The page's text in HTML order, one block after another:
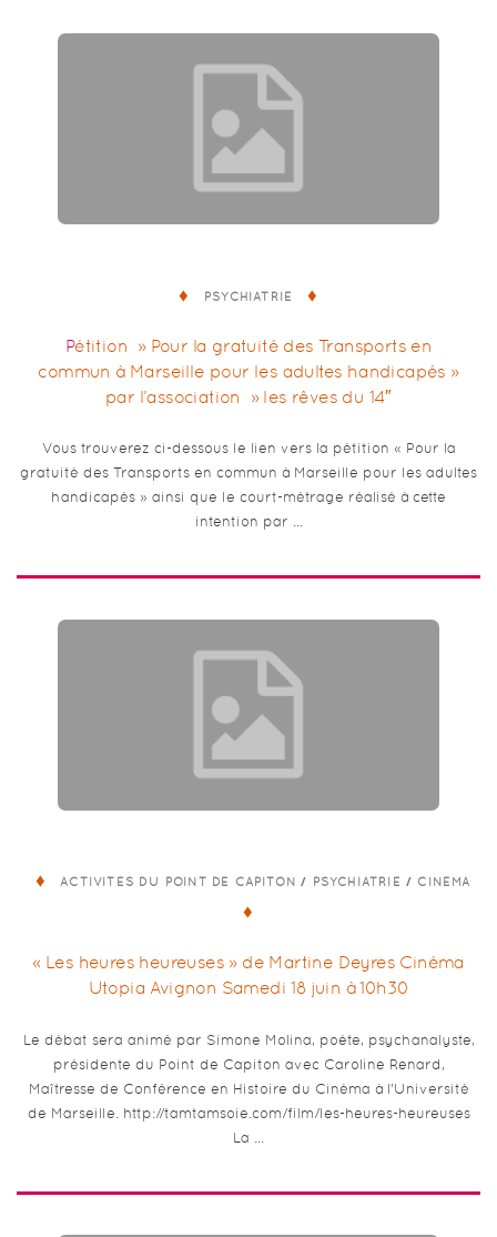
PSYCHIATRIE
Pétition » Pour la gratuité des Transports en
commun à Marseille pour les adultes handicapés »
par l’association » les rêves du 14″
Vous trouverez ci-dessous le lien vers la pétition « Pour la
gratuité des Transports en commun à Marseille pour les adultes
handicapés » ainsi que le court-métrage réalisé à cette
intention par …
ACTIVITÉS DU POINT DE CAPITON / PSYCHIATRIE / CINÉMA
« Les heures heureuses » de Martine Deyres Cinéma
Utopia Avignon Samedi 18 juin à 10h30
Le débat sera animé par Simone Molina, poète, psychanalyste,
présidente du Point de Capiton avec Caroline Renard,
Maîtresse de Conférence en Histoire du Cinéma à l’Université
de Marseille. http://tamtamsoie.com/film/les-heures-heureuses
La …